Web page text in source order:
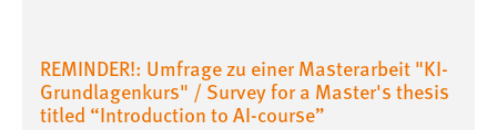
REMINDER!: Umfrage zu einer Masterarbeit "KI-
Grundlagenkurs" / Survey for a Master's thesis
titled “Introduction to AI-course”